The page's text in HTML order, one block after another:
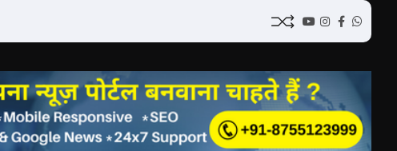
YouTubeInstagram
Facebook